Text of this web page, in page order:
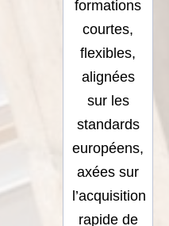
formations
courtes,
flexibles,
alignées
sur les
standards
européens,
axées sur
l’acquisition
rapide de